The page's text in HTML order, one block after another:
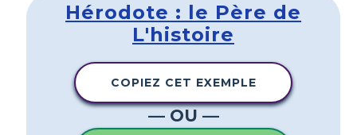
Hérodote : le Père de
L'histoire
COPIEZ CET EXEMPLE
— OU —